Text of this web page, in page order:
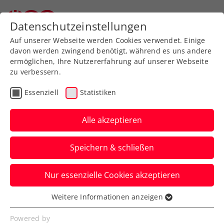
Zurück zur Newsübersicht
WTA
„1.000 Tennisschläger für
1.000 Mädchen“ geht in
die nächste Runde
Die Oberösterreichische Versicherung
bleibt indes ein starker Partner des Upper
Austria Ladies Linz.
Verfasst von: Presseaussendung / Redaktion, 05.03.2026
Datenschutzeinstellungen
Auf unserer Webseite werden Cookies verwendet. Einige
davon werden zwingend benötigt, während es uns andere
ermöglichen, Ihre Nutzererfahrung auf unserer Webseite
zu verbessern.
Essenziell Statistiken
Alle akzeptieren
Speichern & schließen
Nur essenzielle Cookies akzeptieren
Essenziell
Essenzielle Cookies werden für grundlegende
Weitere Informationen anzeigen
Powered by